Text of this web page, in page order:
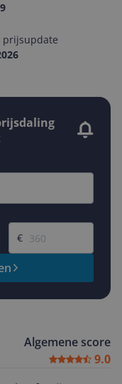
prijsupdate
Gewenste prijs
€
Algemene score
9.0